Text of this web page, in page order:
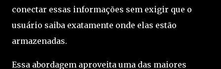
conectar essas informações sem exigir que o
usuário saiba exatamente onde elas estão
armazenadas.
Essa abordagem aproveita uma das maiores